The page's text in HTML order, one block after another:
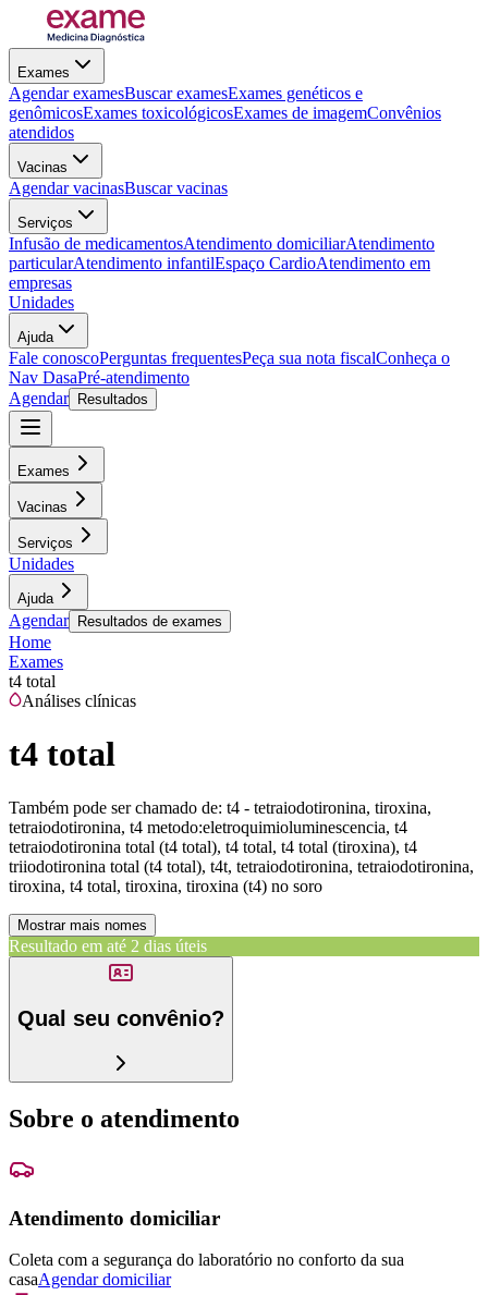
Exames
Agendar examesBuscar examesExames genéticos e
genômicosExames toxicológicosExames de imagemConvênios
atendidos
Vacinas
Agendar vacinasBuscar vacinas
Serviços
Infusão de medicamentosAtendimento domiciliarAtendimento
particularAtendimento infantilEspaço CardioAtendimento em
empresas
Unidades
Ajuda
Fale conoscoPerguntas frequentesPeça sua nota fiscalConheça o
Nav DasaPré-atendimento
Agendar
Resultados
Exames
Vacinas
Serviços
Unidades
Ajuda
Agendar Resultados de exames
Home
Exames
t4 total
Análises clínicas
t4 total
Também pode ser chamado de: t4 - tetraiodotironina, tiroxina,
tetraiodotironina, t4 metodo:eletroquimioluminescencia, t4
tetraiodotironina total (t4 total), t4 total, t4 total (tiroxina), t4
triiodotironina total (t4 total), t4t, tetraiodotironina, tetraiodotironina,
tiroxina, t4 total, tiroxina, tiroxina (t4) no soro
Mostrar mais nomes
Resultado em até 2 dias úteis
Qual seu convênio?
Sobre o atendimento
Atendimento domiciliar
Coleta com a segurança do laboratório no conforto da sua
casaAgendar domiciliar